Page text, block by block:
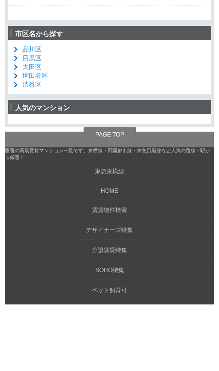
市区名から探す
品川区
目黒区
大田区
世田谷区
渋谷区
人気のマンション
PAGE TOP
鷹番の高級賃貸マンション一覧です。東横線・田園都市線・東急目黒線など人気の路線・駅か
ら厳選！
東急東横線
HOME
賃貸物件検索
デザイナーズ特集
分譲賃貸特集
SOHO特集
ペット飼育可